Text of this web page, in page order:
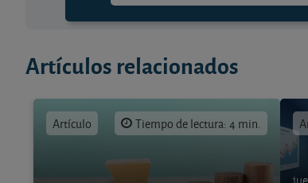
Artículos relacionados
Artículo Tiempo de lectura: 4 min.